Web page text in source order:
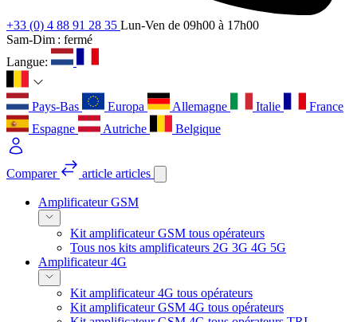
+33 (0) 4 88 91 28 35 Lun-Ven de 09h00 à 17h00
Sam-Dim : fermé
Langue:
Pays-Bas Europa Allemagne Italie
France
Espagne
Autriche Belgique
Comparer article articles
Amplificateur GSM
Kit amplificateur GSM tous opérateurs
Tous nos kits amplificateurs 2G 3G 4G 5G
Amplificateur 4G
Kit amplificateur 4G tous opérateurs
Kit amplificateur GSM 4G tous opérateurs